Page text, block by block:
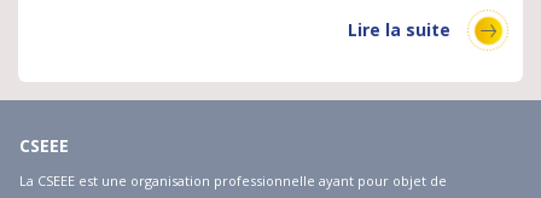
Lire la suite
CSEEE
La CSEEE est une organisation professionnelle ayant pour objet de